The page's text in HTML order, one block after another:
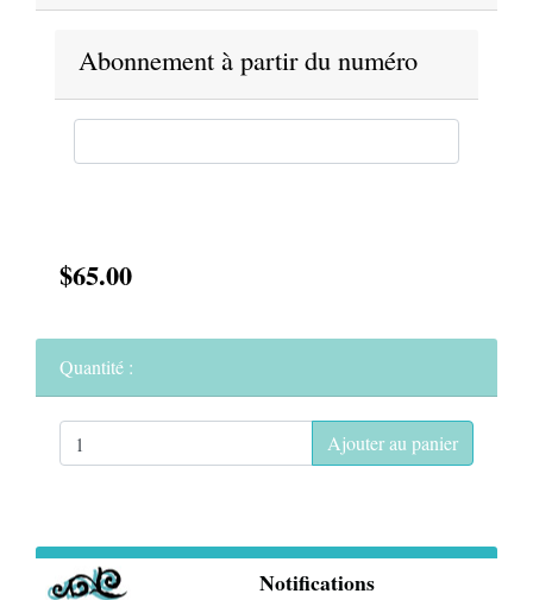
Abonnement à partir du numéro
$65.00
Quantité :
Ajouter au panier
Notifications